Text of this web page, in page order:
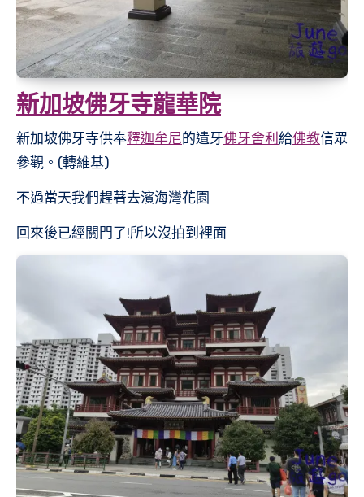
新加坡佛牙寺龍華院
新加坡佛牙寺供奉釋迦牟尼的遺牙佛牙舍利 給佛教信眾
參觀。(轉維基)
不過當天我們趕著去濱海灣花園
回來後已經關門了!所以沒拍到裡面